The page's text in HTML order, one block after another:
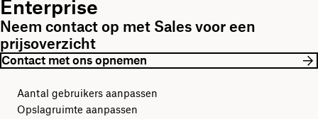
Enterprise
Neem contact op met Sales voor een
prijsoverzicht
Contact met ons opnemen
Aantal gebruikers aanpassen
Opslagruimte aanpassen